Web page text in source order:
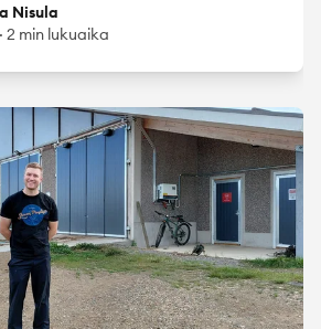
Nisula
· 2 min lukuaika